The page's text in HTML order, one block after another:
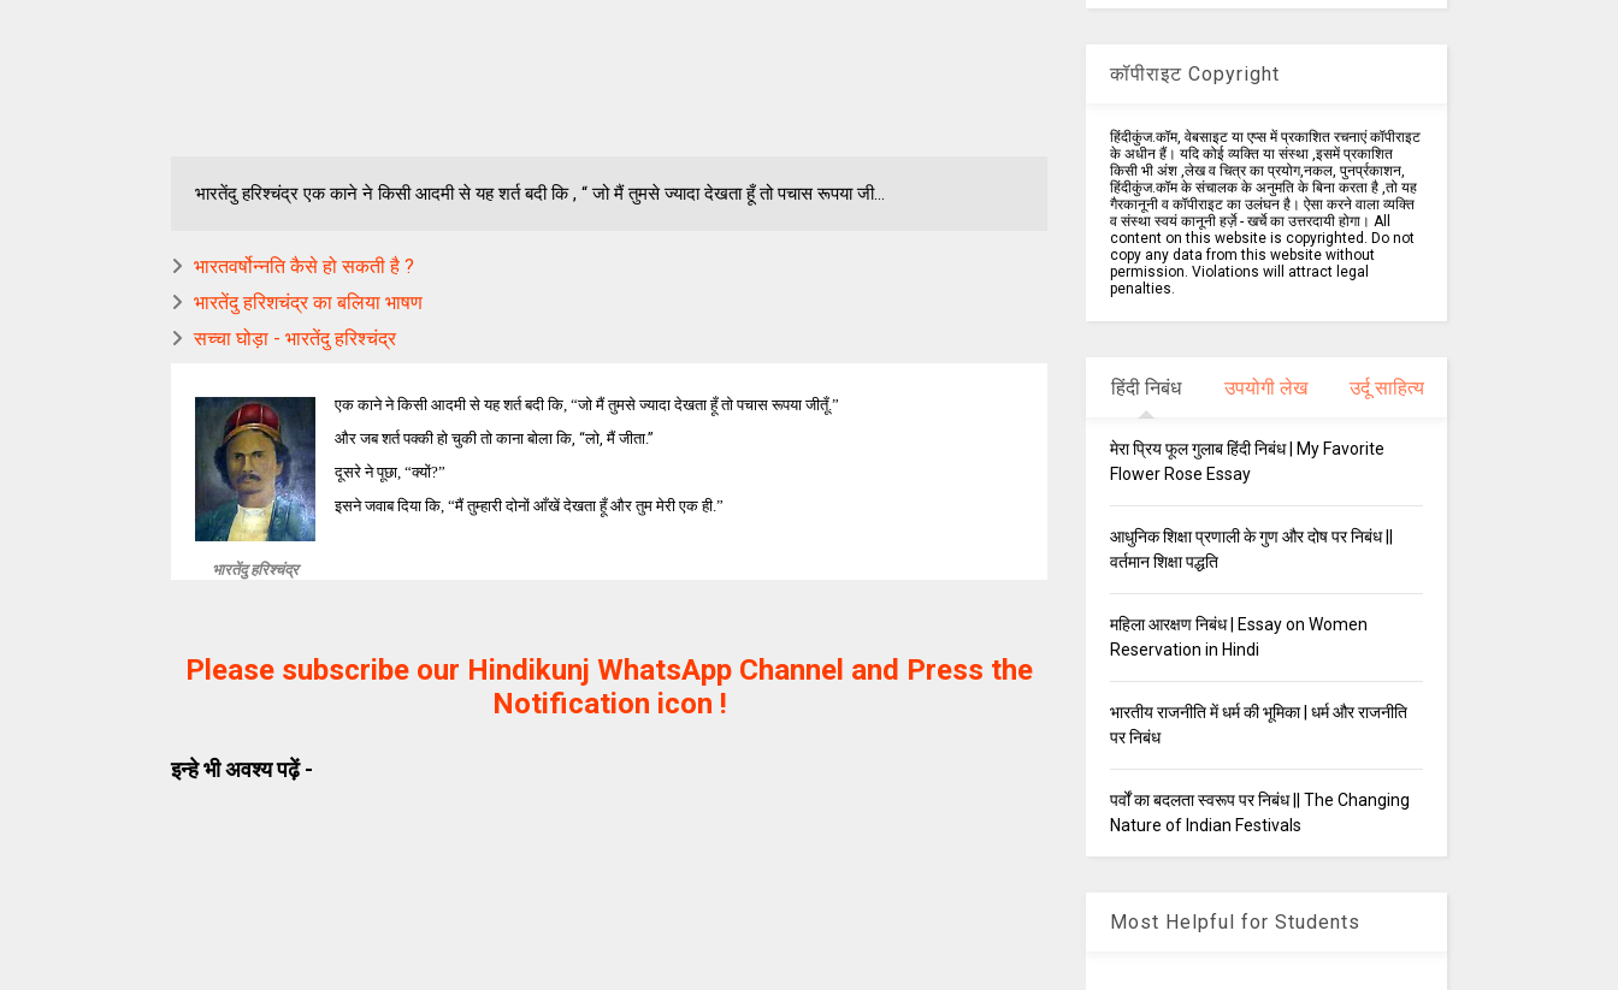
भारतेंदु हरिश्चंद्र एक काने ने किसी आदमी से यह शर्त बदी कि , “ जो मैं तुमसे ज्यादा देखता हूँ तो पचास रूपया जी...
भारतवर्षोन्नति कैसे हो सकती है ?
भारतेंदु हरिशचंद्र का बलिया भाषण
सच्चा घोड़ा - भारतेंदु हरिश्चंद्र
भारतेंदु हरिश्चंद्र
एक काने ने किसी आदमी से यह शर्त बदी कि, “जो मैं तुमसे ज्यादा देखता हूँ तो पचास रूपया जीतूँ.”
और जब शर्त पक्की हो चुकी तो काना बोला कि, “लो,मैं जीता.”
दूसरे ने पूछा, “क्यों?”
इसने जवाब दिया कि, “मैं तुम्हारी दोनों आँखें देखता हूँ और तुम मेरी एक ही.”
Please subscribe our Hindikunj WhatsApp Channel and Press the
Notification icon !
इन्हे भी अवश्य पढ़ें -
कॉपीराइट Copyright
हिंदीकुंज.कॉम, वेबसाइट या एप्स में प्रकाशित रचनाएं कॉपीराइट
के अधीन हैं। यदि कोई व्यक्ति या संस्था ,इसमें प्रकाशित
किसी भी अंश ,लेख व चित्र का प्रयोग,नकल, पुनर्प्रकाशन,
हिंदीकुंज.कॉम के संचालक के अनुमति के बिना करता है ,तो यह
गैरकानूनी व कॉपीराइट का उलंघन है। ऐसा करने वाला व्यक्ति
व संस्था स्वयं कानूनी हर्ज़े - खर्चे का उत्तरदायी होगा। All
content on this website is copyrighted. Do not
copy any data from this website without
permission. Violations will attract legal
penalties.
हिंदी निबंध उपयोगी लेख उर्दू साहित्य
मेरा प्रिय फूल गुलाब हिंदी निबंध | My Favorite
Flower Rose Essay
आधुनिक शिक्षा प्रणाली के गुण और दोष पर निबंध ||
वर्तमान शिक्षा पद्धति
महिला आरक्षण निबंध | Essay on Women
Reservation in Hindi
भारतीय राजनीति में धर्म की भूमिका | धर्म और राजनीति
पर निबंध
पर्वों का बदलता स्वरूप पर निबंध || The Changing
Nature of Indian Festivals
Most Helpful for Students